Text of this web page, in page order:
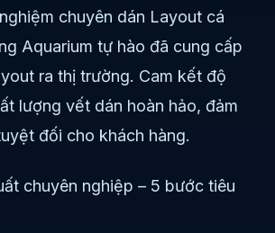
chuyên dán Layout cá
Aquarium tự hào đã cung cấp
ra thị trường. Cam kết độ
lượng vết dán hoàn hảo, đảm
đối cho khách hàng.
chuyên nghiệp – 5 bước tiêu